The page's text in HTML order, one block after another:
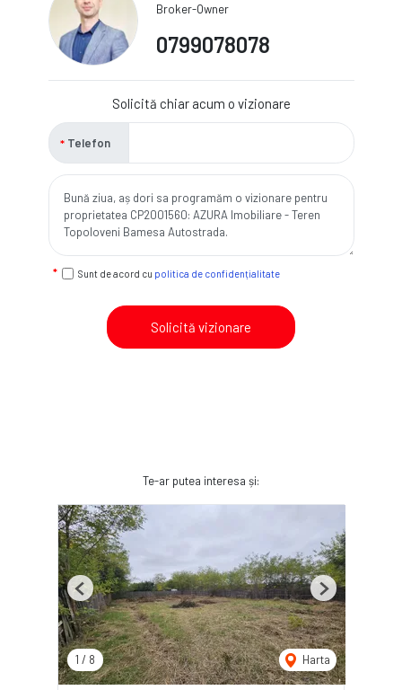
Broker-Owner
0799078078
Solicită chiar acum o vizionare
Telefon
Sunt de acord cu politica de confidențialitate
Solicită vizionare
Te-ar putea interesa și:
1 / 8 Harta
Previous Next